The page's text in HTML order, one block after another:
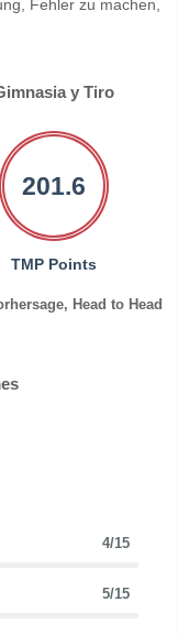
Fehler zu machen,
y Tiro
201.6
TMP Points
Head to Head
4/15
5/15